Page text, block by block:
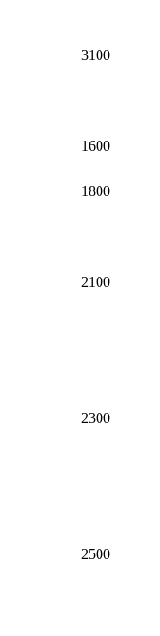
3100
1600
1800
2100
2300
2500